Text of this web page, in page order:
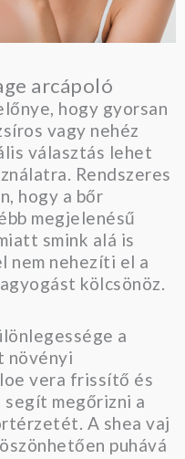
arcápoló
hogy gyorsan
vagy nehéz
választás lehet
Rendszeres
hogy a bőr
megjelenésű
smink alá is
nem nehezíti el a
kölcsönöz.
a
növényi
vera frissítő és
megőrizni a
A shea vaj
puhává